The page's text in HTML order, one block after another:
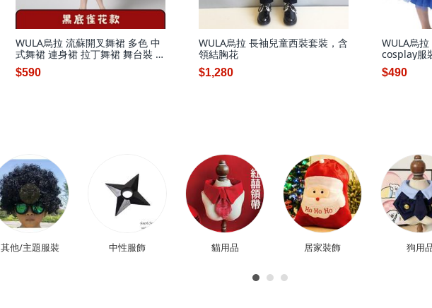
WULA烏拉 流蘇開叉舞裙 多色 中
式舞裙 連身裙 拉丁舞裙 舞台裝 舞
蹈
$590
WULA烏拉 長袖兒童西裝套裝，含
領結胸花
$1,280
WULA烏
cosplay服
$490
其他/主題服裝 中性服飾 貓用品 居家裝飾 狗用